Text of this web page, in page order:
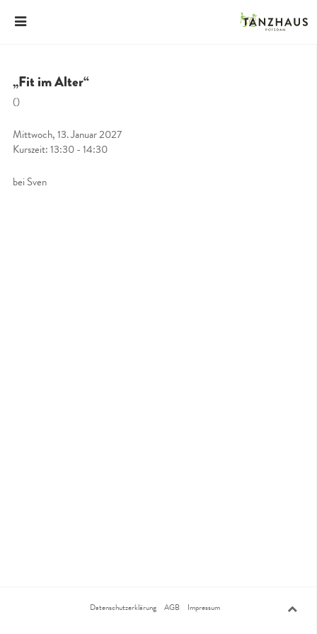
„Fit im Alter“
()
Mittwoch, 13. Januar 2027
Kurszeit: 13:30 - 14:30
bei Sven
Datenschutzerklärung AGB Impressum